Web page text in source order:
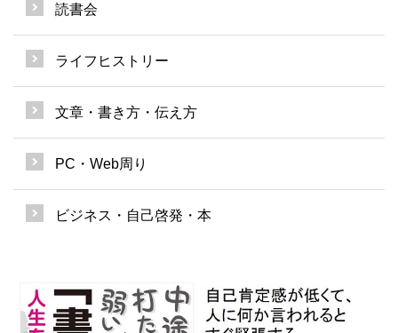
読書会
ライフヒストリー
文章・書き方・伝え方
PC・Web周り
ビジネス・自己啓発・本